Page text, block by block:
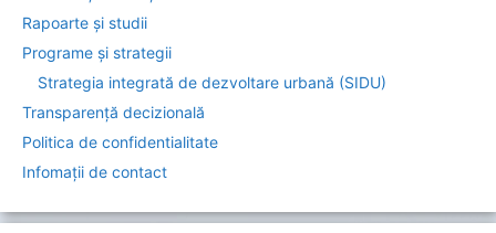
Rapoarte și studii
Programe și strategii
Strategia integrată de dezvoltare urbană (SIDU)
Transparență decizională
Politica de confidentialitate
Infomații de contact